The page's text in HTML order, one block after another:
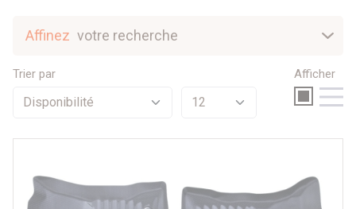
Trier par Afficher
Affinez votre recherche
Promotions